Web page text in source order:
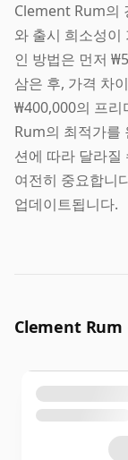
Clement Rum의
와 출시 희소성이
인 방법은 먼저
삼은 후, 가격 차
₩400,000의 프리
Rum의 최적가를
션에 따라 달라질
여전히 중요합니
업데이트됩니다.
Clement Rum